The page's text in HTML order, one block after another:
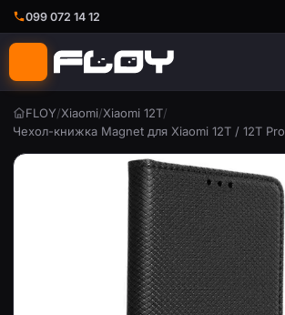
099 072 14 12
FLOY/Xiaomi/Xiaomi 12T/
Чехол-книжка Magnet для Xiaomi 12T / 12T Pro